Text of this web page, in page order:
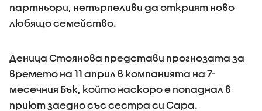
партньори, нетърпеливи да открият ново
любящо семейство.
Деница Стоянова представи прогнозата за
времето на 11 април в компанията на 7-
месечния Бък, който наскоро е попаднал в
приют заедно със сестра си Сара.